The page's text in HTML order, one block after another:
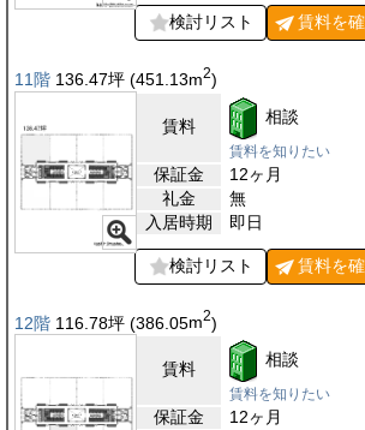
検討リスト 賃料を
11階 136.47坪 (451.13m2)
賃料 相談
賃料を知りたい
保証金
12ヶ月
礼金
無
入居時期
即日
検討リスト 賃料を
12階 116.78坪 (386.05m2)
賃料 相談
賃料を知りたい
保証金
12ヶ月